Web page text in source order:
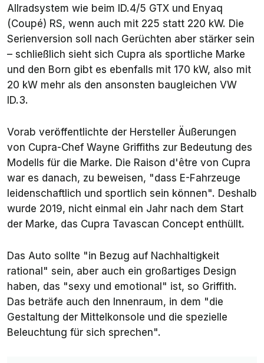
Allradsystem wie beim ID.4/5 GTX und Enyaq
(Coupé) RS, wenn auch mit 225 statt 220 kW. Die
Serienversion soll nach Gerüchten aber stärker sein
– schließlich sieht sich Cupra als sportliche Marke
und den Born gibt es ebenfalls mit 170 kW, also mit
20 kW mehr als den ansonsten baugleichen VW
ID.3.
Vorab veröffentlichte der Hersteller Äußerungen
von Cupra-Chef Wayne Griffiths zur Bedeutung des
Modells für die Marke. Die Raison d'être von Cupra
war es danach, zu beweisen, "dass E-Fahrzeuge
leidenschaftlich und sportlich sein können". Deshalb
wurde 2019, nicht einmal ein Jahr nach dem Start
der Marke, das Cupra Tavascan Concept enthüllt.
Das Auto sollte "in Bezug auf Nachhaltigkeit
rational" sein, aber auch ein großartiges Design
haben, das "sexy und emotional" ist, so Griffith.
Das beträfe auch den Innenraum, in dem "die
Gestaltung der Mittelkonsole und die spezielle
Beleuchtung für sich sprechen".